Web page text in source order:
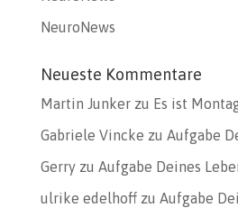
NeuroNews
Neueste Kommentare
Martin Junkerzu Es ist
Gabriele Vincke zu Aufgabe
Gerryzu Aufgabe Deines
ulrike edelhoffzu Aufgabe